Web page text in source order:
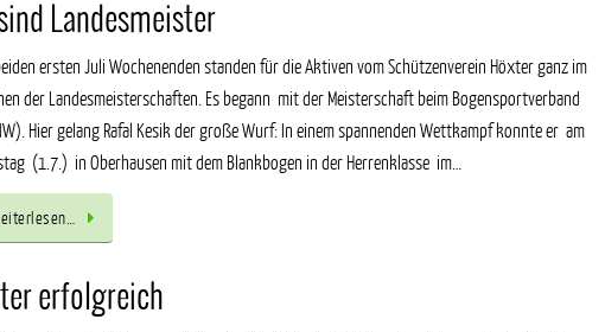
Landesmeister
ersten Juli Wochenenden standen für die Aktiven vom Schützenverein Höxter ganz im
der Landesmeisterschaften. Es begann mit der Meisterschaft beim Bogensportverband
Hier gelang Rafal Kesik der große Wurf: In einem spannenden Wettkampf konnte er am
(1.7.) in Oberhausen mit dem Blankbogen in der Herrenklasse im…
erfolgreich